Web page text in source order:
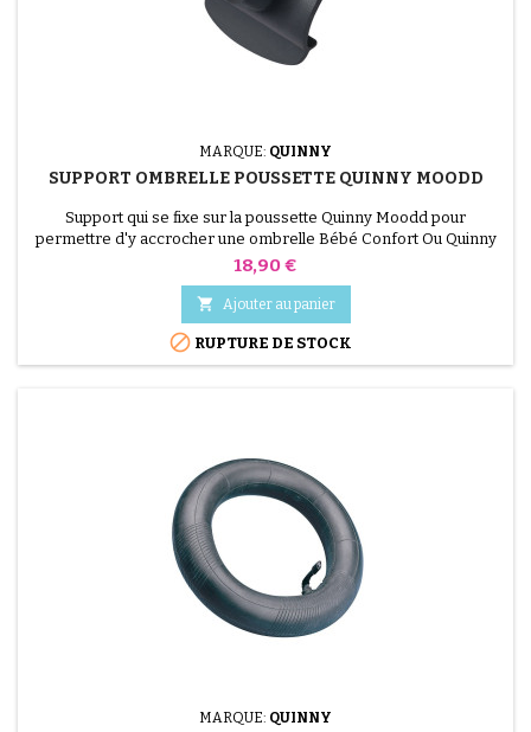
MARQUE: QUINNY
SUPPORT OMBRELLE POUSSETTE QUINNY MOODD
Support qui se fixe sur la poussette Quinny Moodd pour
permettre d'y accrocher une ombrelle Bébé Confort Ou Quinny
Prix
18,90 €
 Ajouter au panier
 RUPTURE DE STOCK
MARQUE: QUINNY